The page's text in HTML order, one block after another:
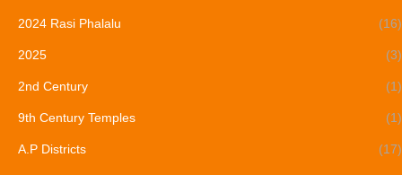
2024 Rasi Phalalu (16)
2025 (3)
2nd Century (1)
9th Century Temples (1)
A.P Districts (17)